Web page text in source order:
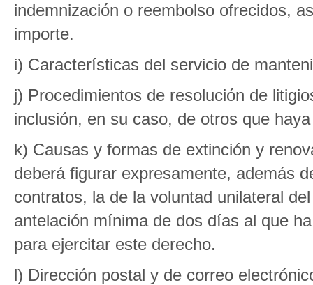
indemnización o reembolso ofrecidos,
importe.
i) Características del servicio de
j) Procedimientos de resolución de
inclusión, en su caso, de otros que
k) Causas y formas de extinción y
deberá figurar expresamente, además
contratos, la de la voluntad unilateral
antelación mínima de dos días al que
para ejercitar este derecho.
l) Dirección postal y de correo